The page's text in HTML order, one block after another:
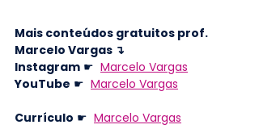
Mais conteúdos gratuitos prof.
Marcelo Vargas ↴
Instagram ☛ Marcelo Vargas
YouTube ☛ Marcelo Vargas
Currículo ☛ Marcelo Vargas